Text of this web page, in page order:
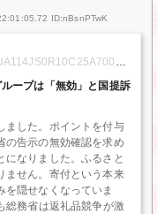
ID:nBsnPTwK
ープは「無効」と国提訴
ました。ポイントを付与
の告示の無効確認を求め
になりました。ふるさと
ません。寄付という本来
隠せなくなっていま
務省は返礼品競争が激